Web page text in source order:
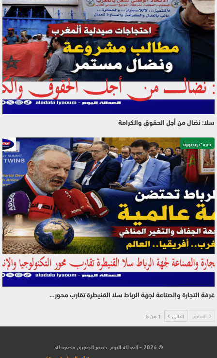
سلا: نضال من أجل الحقوق والكرامة
صوت وصورة
غرفة التجارة والصناعة لجهة الرباط سلا القنيطرة تقارب محور…
السابق التالي 1 من 5
© 2026 - العدالة اليوم. جميع الحقوق محفوظة.